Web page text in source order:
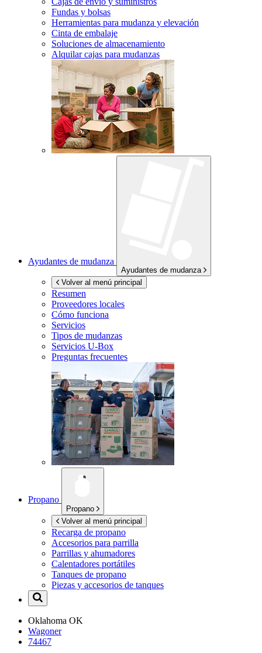
Fundas y bolsas
Herramientas para mudanza y elevación
Cinta de embalaje
Soluciones de almacenamiento
Alquilar cajas para mudanzas
Ayudantes de mudanza
Ayudantes de mudanza
Volver al menú principal
Resumen
Proveedores locales
Cómo funciona
Servicios
Tipos de mudanzas
Servicios U-Box
Preguntas frecuentes
Propano
Propano
Volver al menú principal
Recarga de propano
Accesorios para parrilla
Parrillas y ahumadores
Calentadores portátiles
Tanques de propano
Piezas y accesorios de tanques
Oklahoma OK
Wagoner
74467